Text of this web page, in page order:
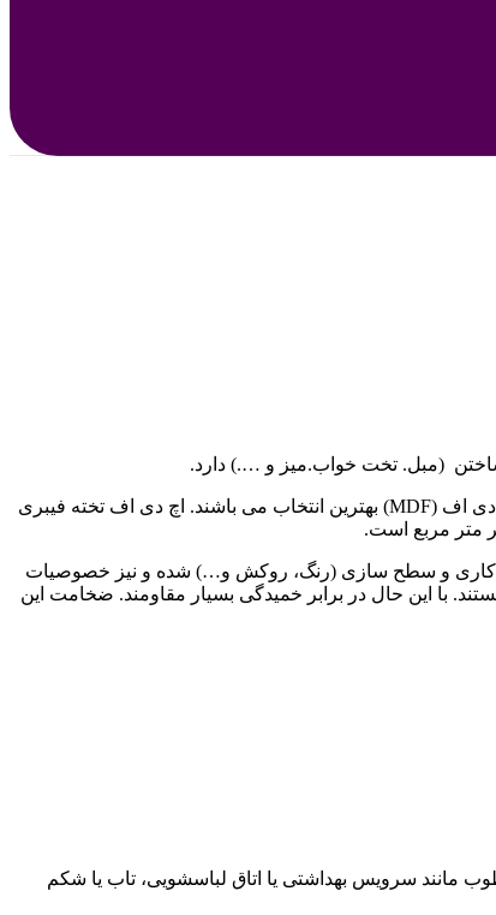
اگر به دنبال یک جایگزین مناسب و قابل اتکا برای چوب و تخته چند لایه می باشید ، تخته‌های ساخته شده از فیبر چوب مانند اچ دی اف (HDF) و ام دی اف (MDF) بهترین انتخاب می باشند. اچ دی اف تخته فیبری
کاری و سطح سازی (رنگ، روکش و…) شده و نیز خصوصیات
با این حال در برابر خمیدگی بسیار مقاومند. ضخامت این
است. این محصول در محیط‌های مرطوب مانند سرویس بهداشتی یا اتاق لباسشویی، تاب یا شکم